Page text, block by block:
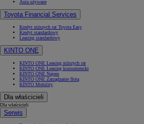
Auta używane
Toyota Financial Services
Kredyt niższych rat Toyota Easy
Kredyt standardowy
Leasing standardowy
KINTO ONE
KINTO ONE Leasing niższych rat
KINTO ONE Leasing konsumencki
KINTO ONE Najem
KINTO ONE Zarządzanie flotą
KINTO Mobility
Dla właścicieli
Dla właścicieli
Serwis